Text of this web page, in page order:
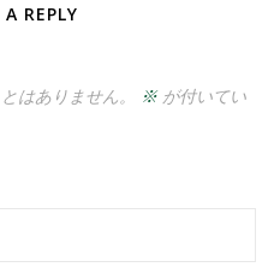
A REPLY
はありません。 ※が付いてい